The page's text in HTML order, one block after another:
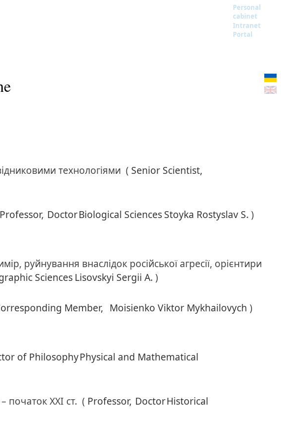
Personal
cabinet
Intranet
Portal
технологіями ( Senior Scientist,
Professor, DoctorBiological SciencesStoyka Rostyslav S. )
руйнування внаслідок російської агресії, орієнтири
SciencesLisovskyi Sergii A. )
Member, Moisienko Viktor Mykhailovych )
of PhilosophyPhysical and Mathematical
початок ХХІ ст. ( Professor, DoctorHistorical